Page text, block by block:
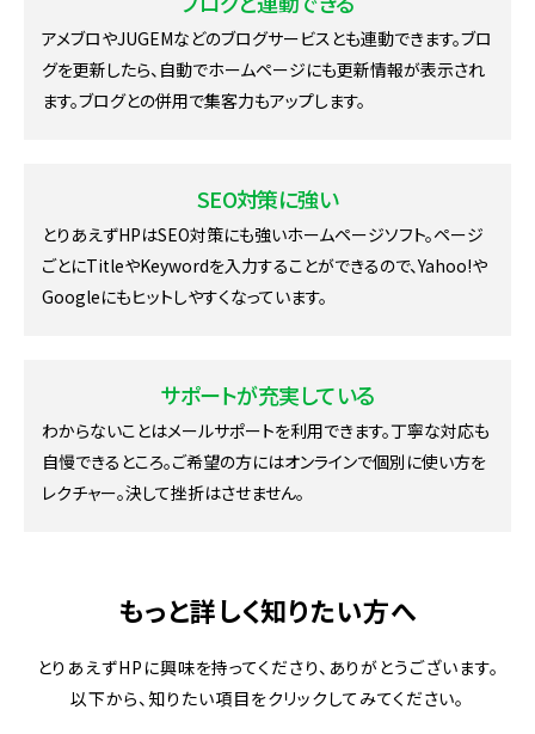
アメブロやJUGEMなどのブログサービスとも連動できます。ブロ
グを更新したら、自動でホームページにも更新情報が表示され
ます。ブログとの併用で集客力もアップします。
SEO対策に強い
とりあえずHPはSEO対策にも強いホームページソフト。ページ
ごとにTitleやKeywordを入力することができるので、Yahoo!や
Googleにもヒットしやすくなっています。
サポートが充実している
わからないことはメールサポートを利用できます。丁寧な対応も
自慢できるところ。ご希望の方にはオンラインで個別に使い方を
レクチャー。決して挫折はさせません。
もっと詳しく知りたい方へ
とりあえずHPに興味を持ってくださり、ありがとうございます。
以下から、知りたい項目をクリックしてみてください。